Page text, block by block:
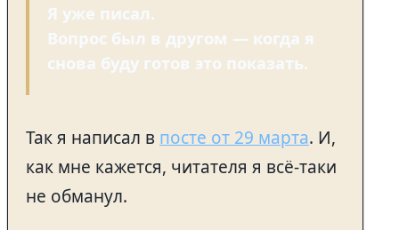
Я уже писал.
Вопрос был в другом — когда я
снова буду готов это показать.
Так я написал в посте от 29 марта. И,
как мне кажется, читателя я всё-таки
не обманул.